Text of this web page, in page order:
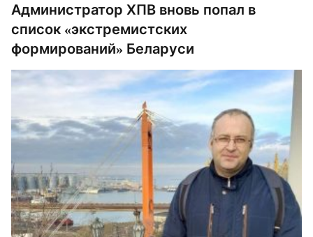
Администратор ХПВ вновь попал в
список «экстремистских
формирований» Беларуси